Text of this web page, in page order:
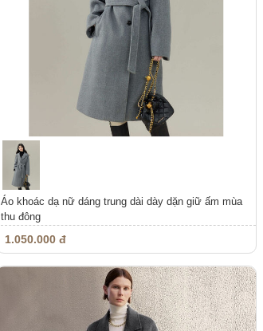
Áo khoác dạ nữ dáng trung dài dày dặn giữ ấm mùa
thu đông
1.050.000 đ